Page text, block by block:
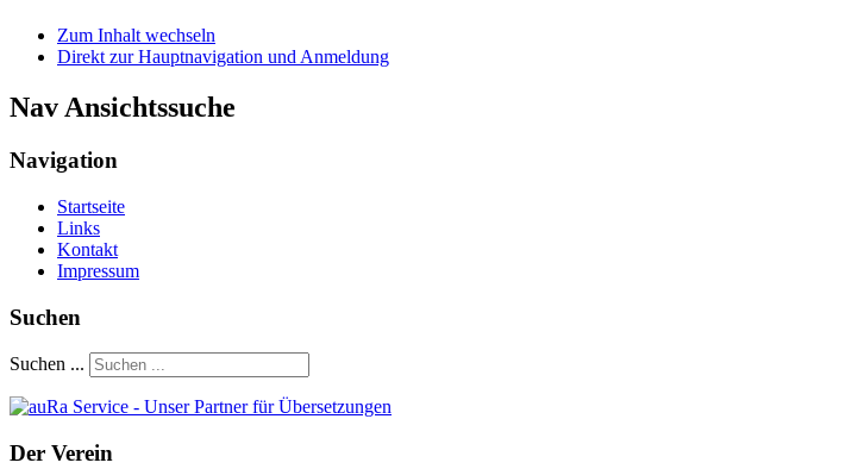
Zum Inhalt wechseln
Direkt zur Hauptnavigation und Anmeldung
Nav Ansichtssuche
Navigation
Startseite
Links
Kontakt
Impressum
Suchen
Suchen ...
Der Verein